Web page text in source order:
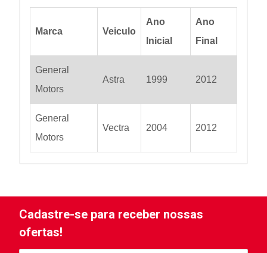
Marca Veiculo
Ano
Inicial
Ano
Final
General
Motors
Astra 1999 2012
General
Motors
Vectra 2004 2012
Cadastre-se para receber nossas
ofertas!